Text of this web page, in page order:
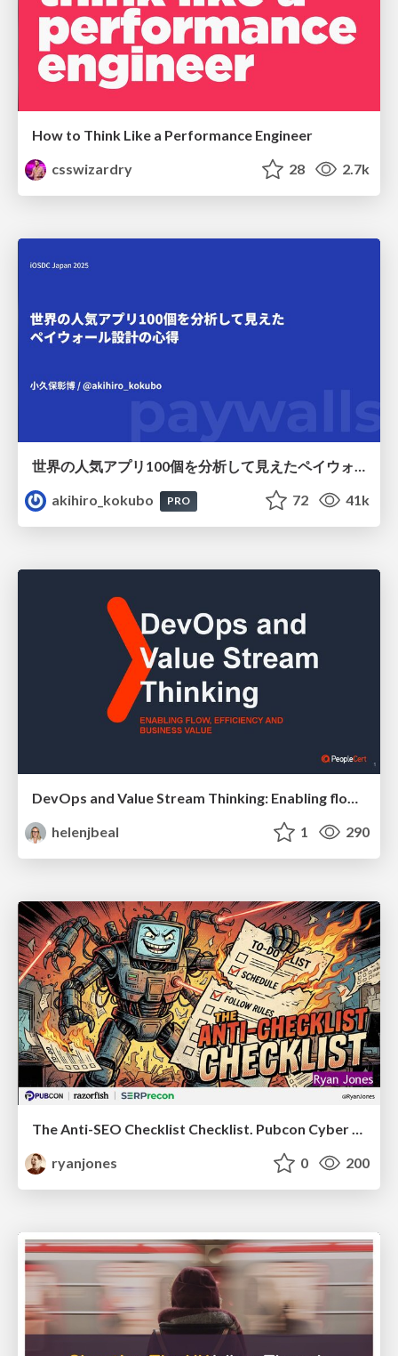
How to Think Like a Performance Engineer
csswizardry
28 2.7k
世界の人気アプリ100個を分析して見えたペイウォール設計の心得
akihiro_kokubo
PRO 72 41k
DevOps and Value Stream Thinking: Enabling flow, efficiency and business value
helenjbeal
1 290
The Anti-SEO Checklist Checklist. Pubcon Cyber Week
ryanjones
0 200